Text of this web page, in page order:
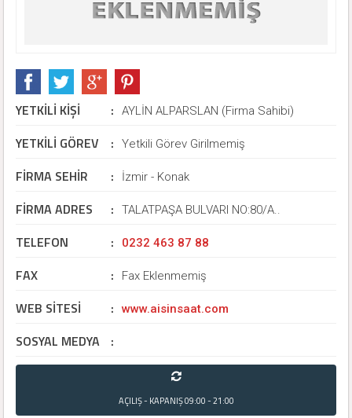
YETKİLİ KİŞİ : AYLİN ALPARSLAN (Firma Sahibi)
YETKİLİ GÖREV : Yetkili Görev Girilmemiş
FİRMA SEHİR : İzmir - Konak
FİRMA ADRES : TALATPAŞA BULVARI NO:80/A..
TELEFON : 0232 463 87 88
FAX : Fax Eklenmemiş
WEB SİTESİ : www.aisinsaat.com
SOSYAL MEDYA :
AÇILIŞ - KAPANIŞ09:00 - 21:00